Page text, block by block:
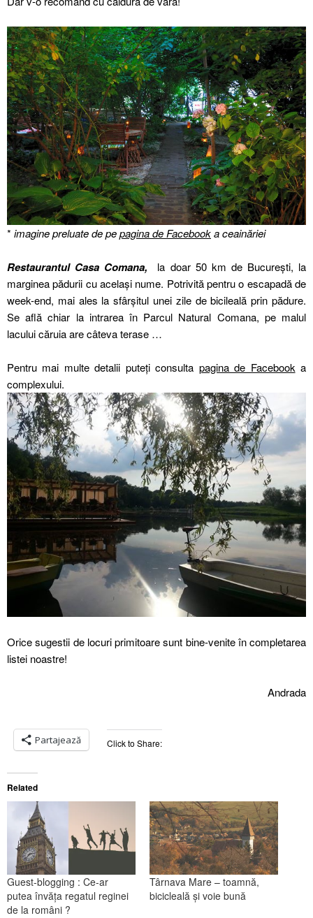
* imagine preluate de pepagina de Facebooka ceainăriei
Restaurantul Casa Comana,
la doar 50 km de București, la
marginea pădurii cu același nume. Potrivită pentru o escapadă de
week-end, mai ales la sfârșitul unei zile de bicileală prin pădure.
Se află chiar la intrarea în Parcul Natural Comana, pe malul
lacului căruia are câteva terase …
Pentru mai multe detalii puteți consulta pagina de Facebooka
complexului.
Orice sugestii de locuri primitoare sunt bine-venite în completarea
listei noastre!
Andrada
Click to Share:
Partajează
Related
Guest-blogging : Ce-ar
putea învăța regatul reginei
de la români ?
Târnava Mare – toamnă,
bicicleală și voie bună